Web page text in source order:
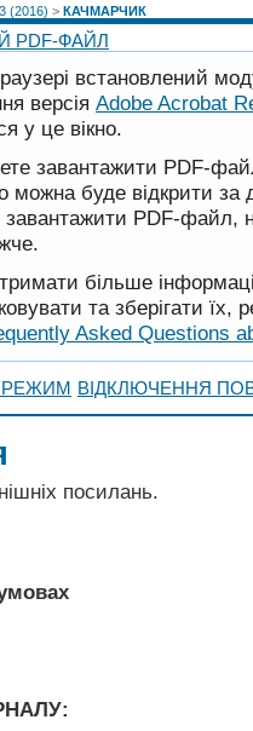
(2016) > КАЧМАРЧИК
PDF-ФАЙЛ
встановлений
версія Adobe Acrobat
у це вікно.
завантажити PDF-
можна буде відкрити
PDF-файл,
більше
та зберігати їх,
Asked Questions
ВІДКЛЮЧЕННЯ
посилань.